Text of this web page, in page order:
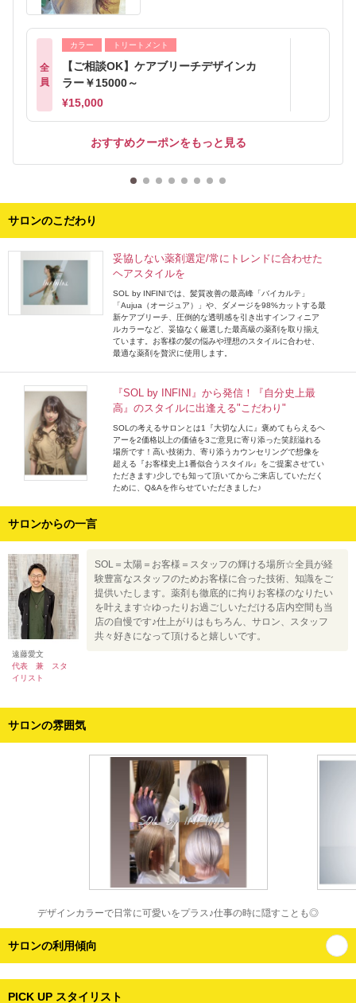
全
員
カラー トリートメント
【ご相談OK】ケアブリーチデザインカ
ラー￥15000～
¥15,000
おすすめクーポンをもっと見る
サロンのこだわり
妥協しない薬剤選定/常にトレンドに合わせた
ヘアスタイルを
SOL by INFINIでは、髪質改善の最高峰「バイカルテ」
「Aujua（オージュア）」や、ダメージを98%カットする最
新ケアブリーチ、圧倒的な透明感を引き出すインフィニア
ルカラーなど、妥協なく厳選した最高級の薬剤を取り揃え
ています。お客様の髪の悩みや理想のスタイルに合わせ、
最適な薬剤を贅沢に使用します。
『SOL by INFINI』から発信！『自分史上最
高』のスタイルに出逢える"こだわり"
SOLの考えるサロンとは1『大切な人に』褒めてもらえるヘ
アーを2価格以上の価値を3ご意見に寄り添った笑顔溢れる
場所です！高い技術力、寄り添うカウンセリングで想像を
超える『お客様史上1番似合うスタイル』をご提案させてい
ただきます♪少しでも知って頂いてからご来店していただく
ために、Q&Aを作らせていただきました♪
サロンからの一言
遠藤愛文
代表 兼 スタ
イリスト
SOL＝太陽＝お客様＝スタッフの輝ける場所☆全員が経
験豊富なスタッフのためお客様に合った技術、知識をご
提供いたします。薬剤も徹底的に拘りお客様のなりたい
を叶えます☆ゆったりお過ごしいただける店内空間も当
店の自慢です♪仕上がりはもちろん、サロン、スタッフ
共々好きになって頂けると嬉しいです。
サロンの雰囲気
デザインカラーで日常に可愛いをプラス♪仕事の時に隠すことも◎
サロンの利用傾向
PICK UP スタイリスト